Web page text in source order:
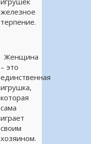
железное
терпение.
Женщина
– это
единственная
игрушка,
которая
сама
играет
своим
хозяином.